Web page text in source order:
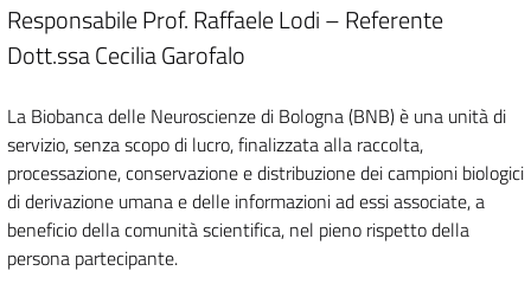
Responsabile Prof. Raffaele Lodi – Referente
Dott.ssa Cecilia Garofalo
La Biobanca delle Neuroscienze di Bologna (BNB) è una unità di
servizio, senza scopo di lucro, finalizzata alla raccolta,
processazione, conservazione e distribuzione dei campioni biologici
di derivazione umana e delle informazioni ad essi associate, a
beneficio della comunità scientifica, nel pieno rispetto della
persona partecipante.